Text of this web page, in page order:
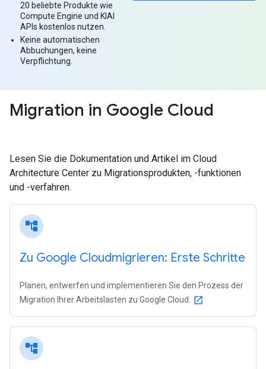
20 beliebte Produkte wie
Compute Engine und KIAI
APIs kostenlos nutzen.
Keine automatischen
Abbuchungen, keine
Verpflichtung.
Migration in Google Cloud
Lesen Sie die Dokumentation und Artikel im Cloud
Architecture Center zu Migrationsprodukten, -funktionen
und -verfahren.
account_tree
Zu Google Cloudmigrieren: Erste Schritte
Planen, entwerfen und implementieren Sie den Prozess der
Migration Ihrer Arbeitslasten zu Google Cloud.
open_in_new
account_tree